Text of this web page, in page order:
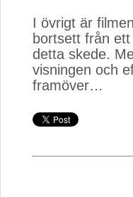
I övrigt är
bortsett från
detta skede.
visningen och
framöver…